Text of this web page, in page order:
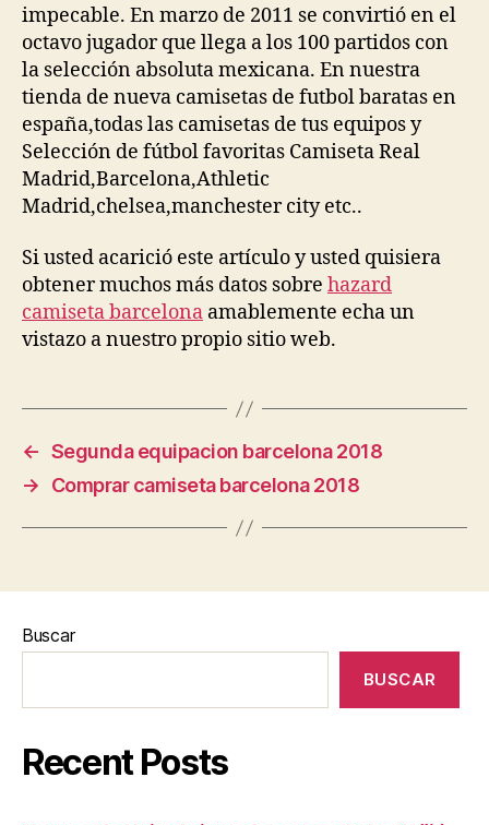
impecable. En marzo de 2011 se convirtió en el
octavo jugador que llega a los 100 partidos con
la selección absoluta mexicana. En nuestra
tienda de nueva camisetas de futbol baratas en
españa,todas las camisetas de tus equipos y
Selección de fútbol favoritas Camiseta Real
Madrid,Barcelona,Athletic
Madrid,chelsea,manchester city etc..
Si usted acarició este artículo y usted quisiera
obtener muchos más datos sobre hazard
camiseta barcelona amablemente echa un
vistazo a nuestro propio sitio web.
← Segunda equipacion barcelona 2018
→
Comprar camiseta barcelona 2018
Buscar
BUSCAR
Recent Posts